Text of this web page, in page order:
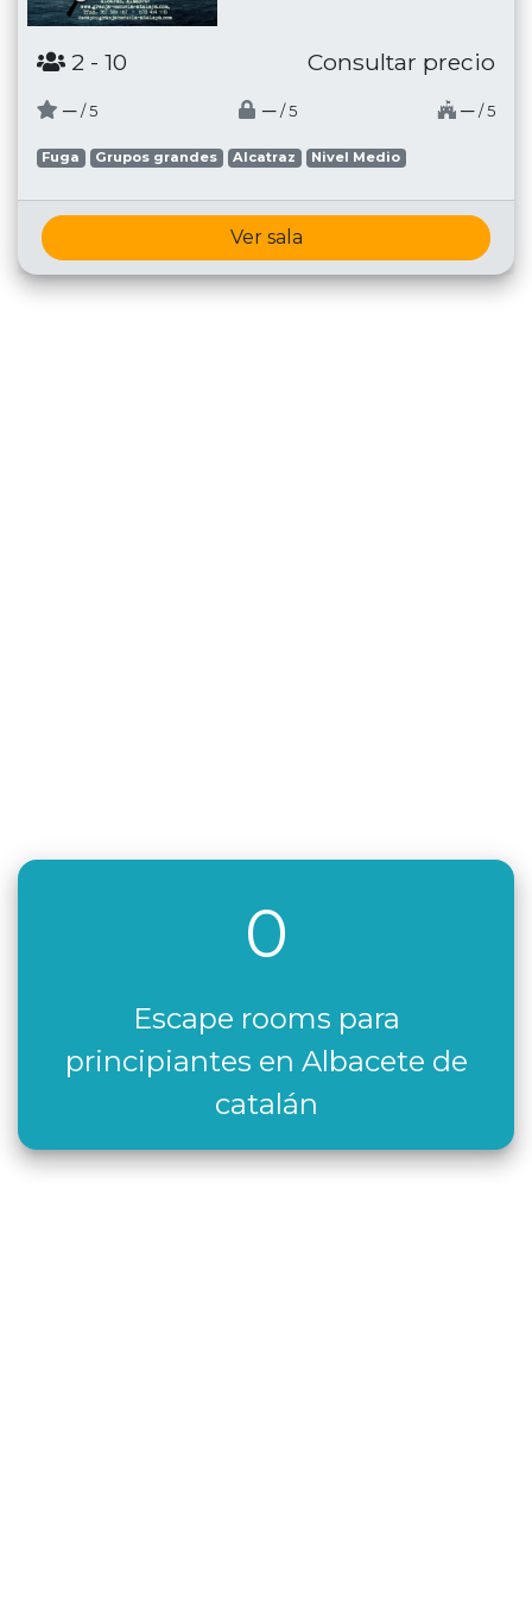
2 - 10 Consultar precio
─ / 5 ─ / 5 ─ / 5
Fuga Grupos grandes Alcatraz Nivel Medio
Ver sala
0
Escape rooms para
principiantes en Albacete de
catalán